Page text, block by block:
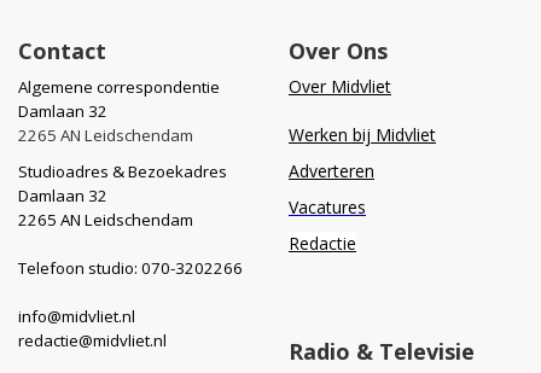
Contact
Algemene correspondentie
Damlaan 32
2265 AN Leidschendam
Studioadres & Bezoekadres
Damlaan 32
2265 AN Leidschendam
Telefoon studio: 070-3202266
info@midvliet.nl
redactie@midvliet.nl
Over Ons
Over Midvliet
Werken bij Midvliet
Adverteren
Vacatures
Redactie
Radio & Televisie